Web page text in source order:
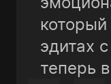
который
эдитах
теперь